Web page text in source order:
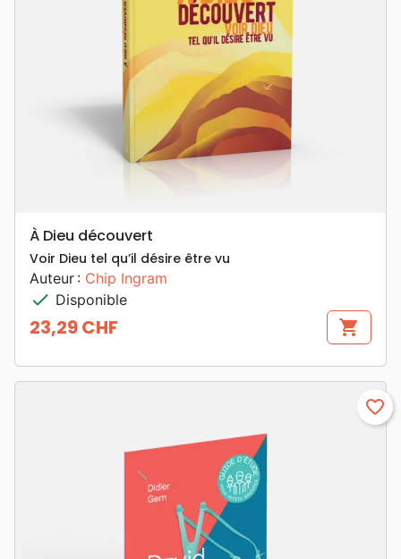
À Dieu découvert
Voir Dieu tel qu’il désire être vu
Auteur : Chip Ingram
check Disponible
Prix
23,29 CHF shopping_cart
favorite_border